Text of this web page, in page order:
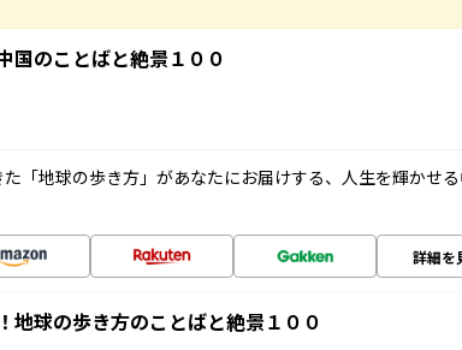
国のことばと絶景１００
「地球の歩き方」があなたにお届けする、人生を輝かせ
詳細を
地球の歩き方のことばと絶景１００